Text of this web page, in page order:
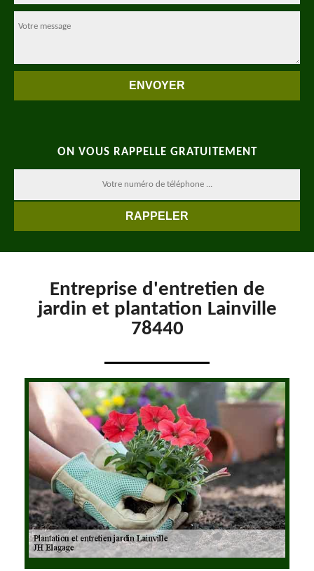
ON VOUS RAPPELLE GRATUITEMENT
Entreprise d'entretien de
jardin et plantation Lainville
78440